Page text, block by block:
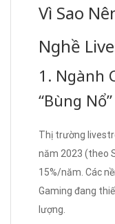
Vì Sao
Nghề
1. Ngành
“Bùng
Thị trường
năm 2023 (theo
15%/năm. Các
Gaming đang
lượng.